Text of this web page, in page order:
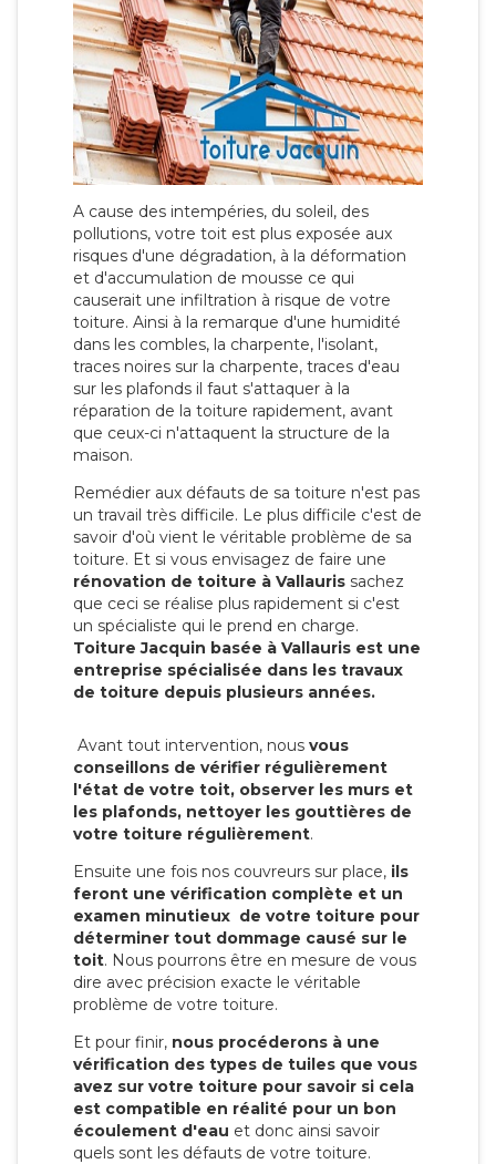
A cause des intempéries, du soleil, des
pollutions, votre toit est plus exposée aux
risques d'une dégradation, à la déformation
et d'accumulation de mousse ce qui
causerait une infiltration à risque de votre
toiture. Ainsi à la remarque d'une humidité
dans les combles, la charpente, l'isolant,
traces noires sur la charpente, traces d'eau
sur les plafonds il faut s'attaquer à la
réparation de la toiture rapidement, avant
que ceux-ci n'attaquent la structure de la
maison.
Remédier aux défauts de sa toiture n'est pas
un travail très difficile. Le plus difficile c'est de
savoir d'où vient le véritable problème de sa
toiture. Et si vous envisagez de faire une
rénovation de toiture à Vallauris sachez
que ceci se réalise plus rapidement si c'est
un spécialiste qui le prend en charge.
Toiture Jacquin basée à Vallauris est une
entreprise spécialisée dans les travaux
de toiture depuis plusieurs années.
Avant tout intervention, nous vous
conseillons de vérifier régulièrement
l'état de votre toit, observer les murs et
les plafonds, nettoyer les gouttières de
votre toiture régulièrement.
Ensuite une fois nos couvreurs sur place, ils
feront une vérification complète et un
examen minutieux de votre toiture pour
déterminer tout dommage causé sur le
toit. Nous pourrons être en mesure de vous
dire avec précision exacte le véritable
problème de votre toiture.
Et pour finir, nous procéderons à une
vérification des types de tuiles que vous
avez sur votre toiture pour savoir si cela
est compatible en réalité pour un bon
écoulement d'eau et donc ainsi savoir
quels sont les défauts de votre toiture.